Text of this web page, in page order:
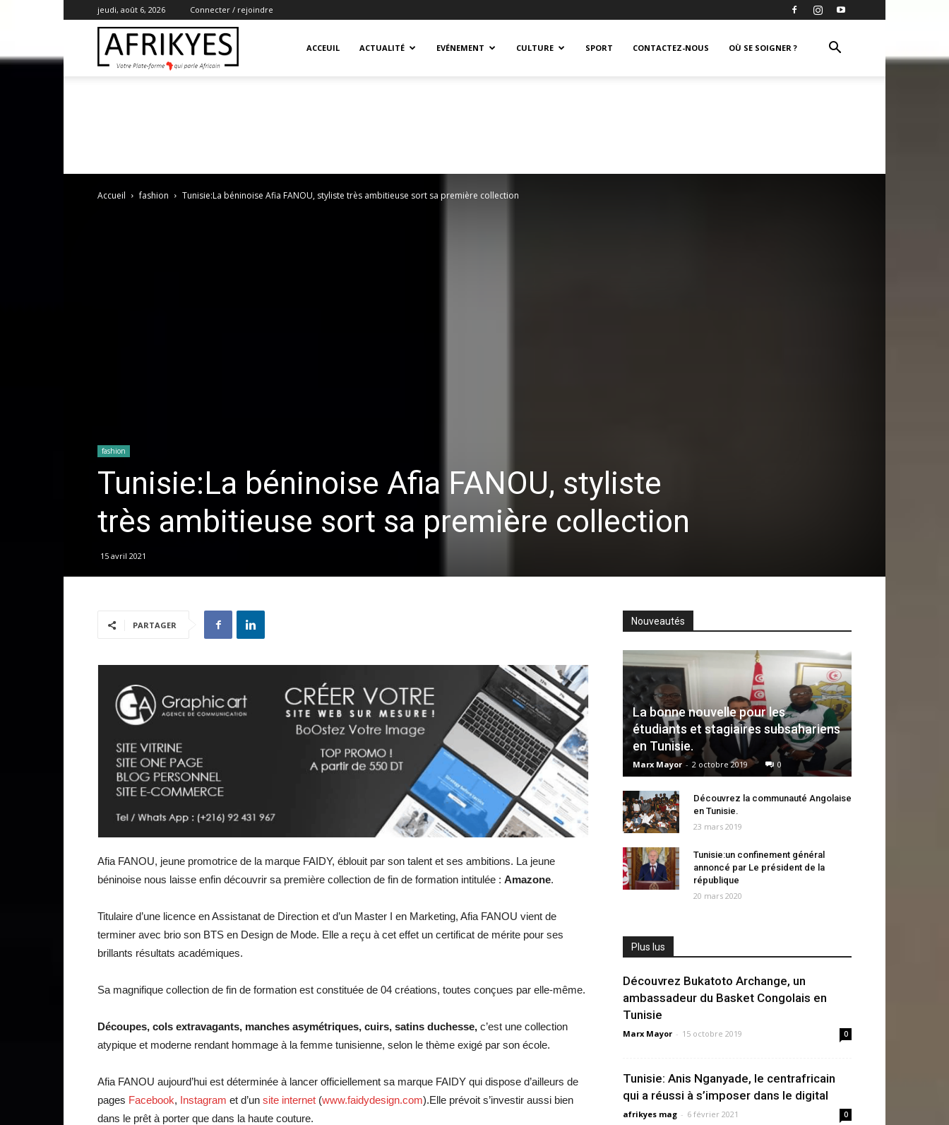
jeudi, août 6, 2026 Connecter / rejoindre
ACCEUIL ACTUALITÉ EVÉNEMENT CULTURE SPORT CONTACTEZ-NOUS OÙ SE SOIGNER ?
Accueil fashion Tunisie:La béninoise Afia FANOU, styliste très ambitieuse sort sa première collection
fashion
Tunisie:La béninoise Afia FANOU, styliste
très ambitieuse sort sa première collection
15 avril 2021
PARTAGER
Afia FANOU, jeune promotrice de la marque FAIDY, éblouit par son talent et ses ambitions. La jeune
béninoise nous laisse enfin découvrir sa première collection de fin de formation intitulée : Amazone.
Titulaire d’une licence en Assistanat de Direction et d’un Master I en Marketing, Afia FANOU vient de
terminer avec brio son BTS en Design de Mode. Elle a reçu à cet effet un certificat de mérite pour ses
brillants résultats académiques.
Sa magnifique collection de fin de formation est constituée de 04 créations, toutes conçues par elle-même.
Découpes, cols extravagants, manches asymétriques, cuirs, satins duchesse, c’est une collection
atypique et moderne rendant hommage à la femme tunisienne, selon le thème exigé par son école.
Afia FANOU aujourd’hui est déterminée à lancer officiellement sa marque FAIDY qui dispose d’ailleurs de
pages Facebook, Instagram et d’un site internet (www.faidydesign.com).Elle prévoit s’investir aussi bien
dans le prêt à porter que dans la haute couture.
Nouveautés
La bonne nouvelle pour les
étudiants et stagiaires subsahariens
en Tunisie.
Marx Mayor - 2 octobre 2019 0
Découvrez la communauté Angolaise
en Tunisie.
23 mars 2019
Tunisie:un confinement général
annoncé par Le président de la
république
20 mars 2020
Plus lus
Découvrez Bukatoto Archange, un
ambassadeur du Basket Congolais en
Tunisie
Marx Mayor - 15 octobre 2019 0
Tunisie: Anis Nganyade, le centrafricain
qui a réussi à s’imposer dans le digital
afrikyes mag - 6 février 2021 0